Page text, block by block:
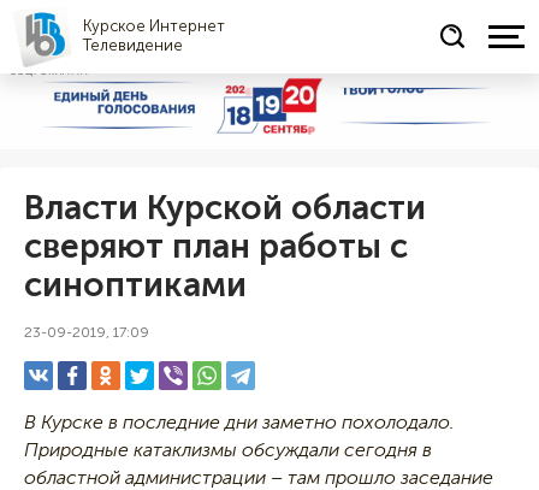
Курское Интернет
Телевидение
СОЦРЕКЛАМА
Власти Курской области
сверяют план работы с
синоптиками
23-09-2019, 17:09
В Курске в последние дни заметно похолодало.
Природные катаклизмы обсуждали сегодня в
областной администрации – там прошло заседание